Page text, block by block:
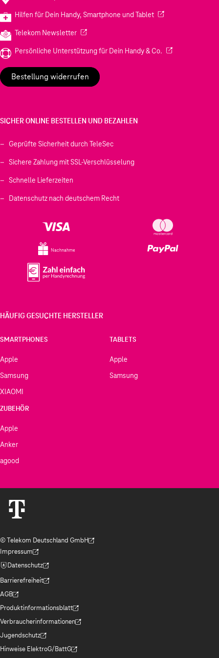
Hilfen für Dein Handy, Smartphone und Tablet(Wird in einem
Telekom Newsletter(Wird in einem neuen Tab geöffnet)
Persönliche Unterstützung für Dein Handy & Co. (Wird in einem
Bestellung widerrufen
SICHER ONLINE BESTELLEN UND BEZAHLEN
Geprüfte Sicherheit durch TeleSec
Sichere Zahlung mit SSL-Verschlüsselung
Schnelle Lieferzeiten
Datenschutz nach deutschem Recht
Nachnahme
HÄUFIG GESUCHTE HERSTELLER
SMARTPHONES
Apple
Samsung
XIAOMI
TABLETS
Apple
Samsung
ZUBEHÖR
Apple
Anker
agood
© Telekom Deutschland GmbH
(Der Link wird in einem neuen Tab geöffnet)
Impressum
(Der Link wird in einem neuen Tab geöffnet)
Datenschutz
(Der Link wird in einem neuen Tab geöffnet)
Barrierefreiheit
(Der Link wird in einem neuen Tab geöffnet)
AGB
(Der Link wird in einem neuen Tab geöffnet)
Produktinformationsblatt
(Der Link wird in einem neuen Tab geöffnet)
Verbraucherinformationen
(Der Link wird in einem neuen Tab geöffnet)
Jugendschutz
(Der Link wird in einem neuen Tab geöffnet)
Hinweise ElektroG/BattG
(Der Link wird in einem neuen Tab geöffnet)